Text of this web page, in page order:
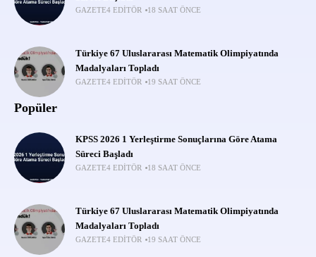
GAZETE4 EDITÖR 18 SAAT ÖNCE
Türkiye 67 Uluslararası Matematik Olimpiyatında
Madalyaları Topladı
GAZETE4 EDITÖR 19 SAAT ÖNCE
Popüler
KPSS 2026 1 Yerleştirme Sonuçlarına Göre Atama
Süreci Başladı
GAZETE4 EDITÖR 18 SAAT ÖNCE
Türkiye 67 Uluslararası Matematik Olimpiyatında
Madalyaları Topladı
GAZETE4 EDITÖR 19 SAAT ÖNCE